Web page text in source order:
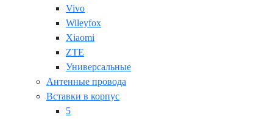
Vivo
Wileyfox
Xiaomi
ZTE
Универсальные
Антенные провода
Вставки в корпус
5